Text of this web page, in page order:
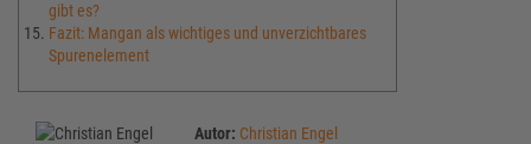
gibt es?
Fazit: Mangan als wichtiges und unverzichtbares
Spurenelement
Autor: Christian Engel